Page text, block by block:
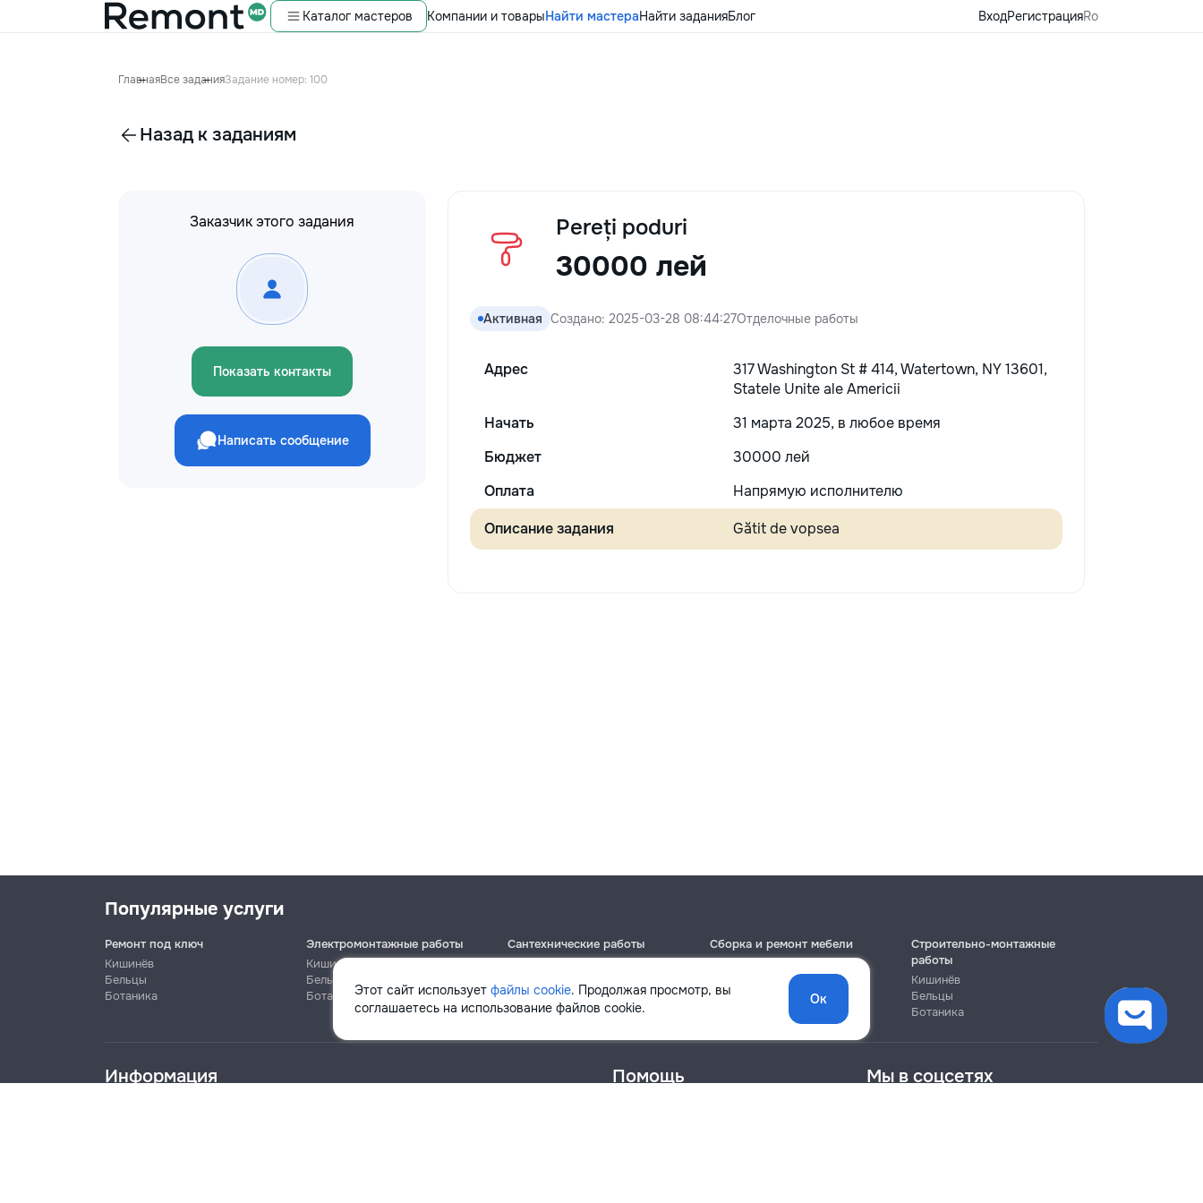
Каталог мастеров Компании и товарыНайти мастераНайти заданияБлог ВходРегистрацияRo
ГлавнаяВсе заданияЗадание номер: 100
Назад к заданиям
Заказчик этого задания
Показать контакты
Написать сообщение
Pereți poduri
30000 лей
Активная Создано: 2025-03-28 08:44:27Отделочные работы
Адрес
317 Washington St # 414, Watertown, NY 13601,
Statele Unite ale Americii
Начать
31 марта 2025, в любое время
Бюджет
30000 лей
Оплата
Напрямую исполнителю
Описание задания
Gătit de vopsea
Телефон
Этот сайт использует файлы cookie. Продолжая просмотр, вы
соглашаетесь на использование файлов cookie.
Ок
Популярные услуги
Ремонт под ключ
Кишинёв
Бельцы
Ботаника
Электромонтажные работы
Кишинёв
Бельцы
Ботаника
Сантехнические работы
Ботаника
Сборка и ремонт мебели
Ботаника
Строительно-монтажные
работы
Кишинёв
Бельцы
Ботаника
Информация Помощь Мы в соцсетях